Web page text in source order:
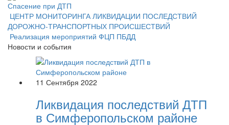
Спасение при ДТП
ЦЕНТР МОНИТОРИНГА ЛИКВИДАЦИИ ПОСЛЕДСТВИЙ
ДОРОЖНО-ТРАНСПОРТНЫХ ПРОИСШЕСТВИЙ
Реализация мероприятий ФЦП ПБДД
Новости и события
11 Сентября 2022
Ликвидация последствий ДТП
в Симферопольском районе